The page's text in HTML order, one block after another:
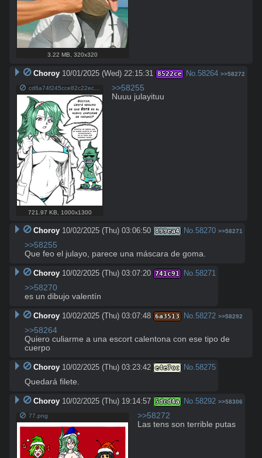
3.22 MB,320x320
Choroy 10/01/2025 (Wed) 22:15:31 8522ce No. 58264 >>58272
721.97 KB 1000x1300
>>58255
Nuuu julayituu
Choroy 10/02/2025 (Thu) 03:06:50 899ea4 No.58270 >>58271
>>58255
Que feo el julayo, parece una máscara de goma.
Choroy 10/02/2025 (Thu) 03:07:20 741c91 No.58271
>>58270
es un dibujo valentín
Choroy 10/02/2025 (Thu) 03:07:48 6a3513 No.58272 >>58292
>>58264
Quiero culiarme a una escort calentona con ese tipo de
cuerpo
Choroy 10/02/2025 (Thu) 03:23:42 e4e7cc No.58275
Quedará filete.
Choroy 10/02/2025 (Thu) 19:14:57 5dcd4a No.58292 >>58306
77.png
>>58272
Las tens son terrible putas